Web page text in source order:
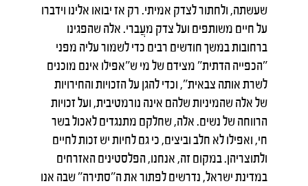
שעשתה, ולחתור לצדק אמיתי. רק אז יבואו אלינו וידברו
על חיים משותפים ועל צדק מעֲברי. אלה שהפגינו
ברחובות במשך חודשים רבים כדי לשמור עליה מפני
״הכפייה הדתית״ מצידם של מי ש״אפילו אינם מוכנים
לשרת אותה צבאית״, וכדי להגן על הזכויות והחירויות
של אלה שהמיניות שלהם אינה נורמטיבית, ועל זכויות
הרווחה של נשים. אלה, שחלקם מתנגדים לאכול בשר
חי, ואפילו לא חלב וביצים, כי גם לחיות יש זכות לחיים
ולתוצריהן. במקום זה, אנחנו, הפלסטינים האזרחים
במדינת ישראל, נדרשים לפתור את ה״סתירה״ שבה אנו